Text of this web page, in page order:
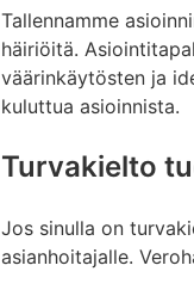
Tallennamme
häiriöitä.
väärinkäytösten ja
kuluttua asioinnista.
Turvakielto
Jos sinulla on
asianhoitajalle.